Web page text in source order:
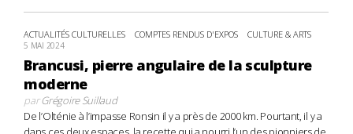
ACTUALITÉS CULTURELLES COMPTES RENDUS D'EXPOS CULTURE & ARTS
5 MAI 2024
Brancusi, pierre angulaire de la sculpture
moderne
parGrégoire Suillaud
De l’Olténie à l’impasse Ronsin il y a près de 2000 km. Pourtant, il y a